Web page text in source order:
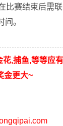
赛结束后需联
。
,捕鱼,等等应
金更大~